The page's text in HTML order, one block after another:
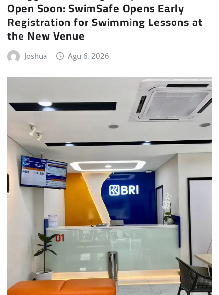
Open Soon: SwimSafe Opens Early
Registration for Swimming Lessons at
the New Venue
Joshua Agu 6, 2026